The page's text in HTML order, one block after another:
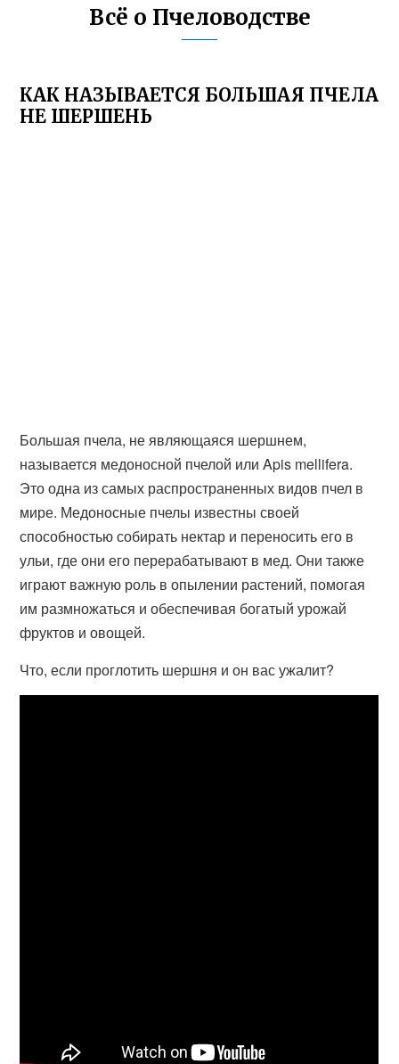
Всё о Пчеловодстве
КАК НАЗЫВАЕТСЯ БОЛЬШАЯ ПЧЕЛА
НЕ ШЕРШЕНЬ
Большая пчела, не являющаяся шершнем,
называется медоносной пчелой или Apis mellifera.
Это одна из самых распространенных видов пчел в
мире. Медоносные пчелы известны своей
способностью собирать нектар и переносить его в
ульи, где они его перерабатывают в мед. Они также
играют важную роль в опылении растений, помогая
им размножаться и обеспечивая богатый урожай
фруктов и овощей.
Что, если проглотить шершня и он вас ужалит?